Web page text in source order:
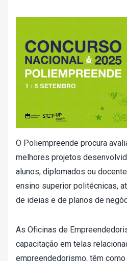
O Poliempreende procura
melhores projetos
alunos, diplomados ou
ensino superior politécnicas,
de ideias e de planos de
As Oficinas de
capacitação em telas
empreendedorismo, têm